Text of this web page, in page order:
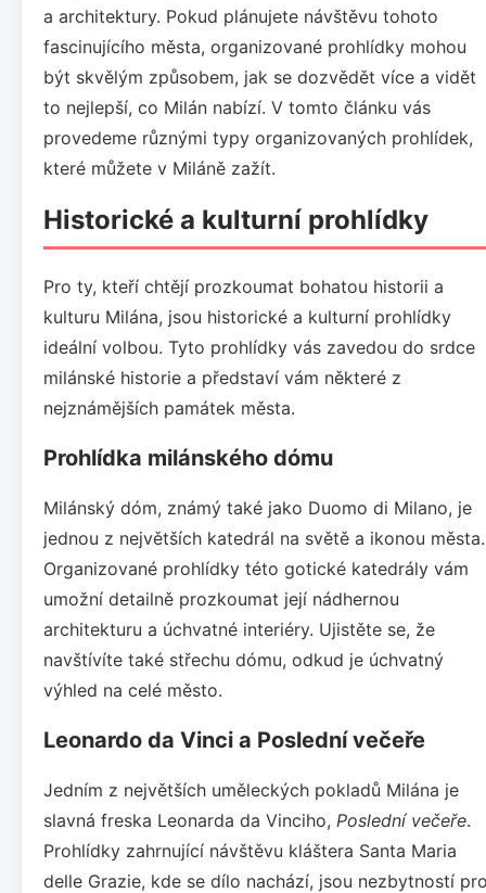
a architektury. Pokud plánujete návštěvu tohoto
fascinujícího města, organizované prohlídky mohou
být skvělým způsobem, jak se dozvědět více a vidět
to nejlepší, co Milán nabízí. V tomto článku vás
provedeme různými typy organizovaných prohlídek,
které můžete v Miláně zažít.
Historické a kulturní prohlídky
Pro ty, kteří chtějí prozkoumat bohatou historii a
kulturu Milána, jsou historické a kulturní prohlídky
ideální volbou. Tyto prohlídky vás zavedou do srdce
milánské historie a představí vám některé z
nejznámějších památek města.
Prohlídka milánského dómu
Milánský dóm, známý také jako Duomo di Milano, je
jednou z největších katedrál na světě a ikonou města.
Organizované prohlídky této gotické katedrály vám
umožní detailně prozkoumat její nádhernou
architekturu a úchvatné interiéry. Ujistěte se, že
navštívíte také střechu dómu, odkud je úchvatný
výhled na celé město.
Leonardo da Vinci a Poslední večeře
Jedním z největších uměleckých pokladů Milána je
slavná freska Leonarda da Vinciho, Poslední večeře.
Prohlídky zahrnující návštěvu kláštera Santa Maria
delle Grazie, kde se dílo nachází, jsou nezbytností